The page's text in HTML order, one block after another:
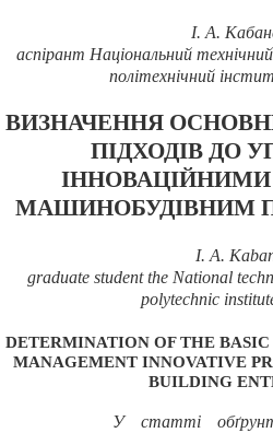
І. А.
аспірант Національний
політехнічний
ВИЗНАЧЕННЯ
ПІДХОДІВ ДО
МАШИНОБУДІВНИМ
І. А.
graduate student the National
polytechnic
DETERMINATION OF THE
MANAGEMENT INNOVATIVE
BUILDING
У статті